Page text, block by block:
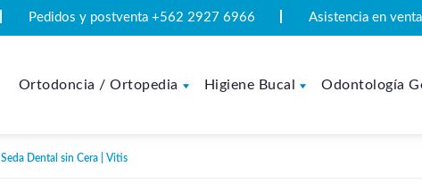
Pedidos y postventa +562 2927 6966 Asistencia en
Ortodoncia / Ortopedia Higiene Bucal Odontología
Seda Dental sin Cera | Vitis